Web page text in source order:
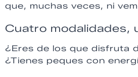
que, muchas veces, ni
Cuatro modalidades,
¿Eres de los que disfruta
¿Tienes peques con